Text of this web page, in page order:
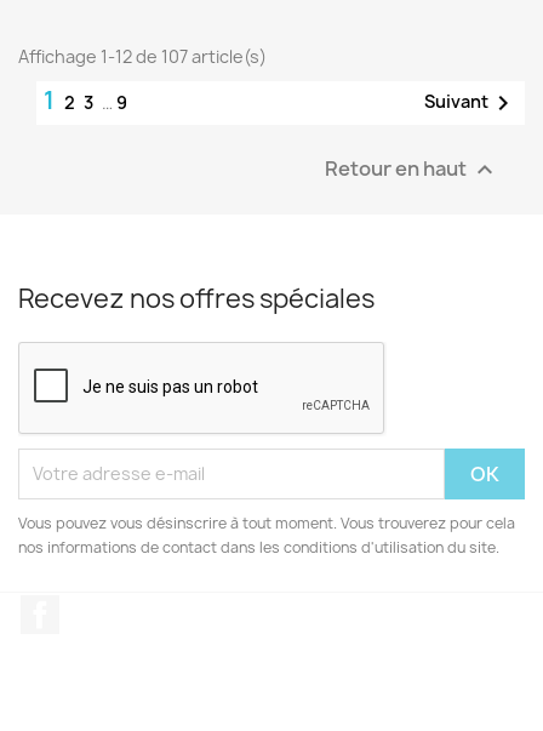
Affichage 1-12 de 107 article(s)
1 2 3 … 9 Suivant 
Retour en haut 
Recevez nos offres spéciales
Vous pouvez vous désinscrire à tout moment. Vous trouverez pour cela
nos informations de contact dans les conditions d'utilisation du site.